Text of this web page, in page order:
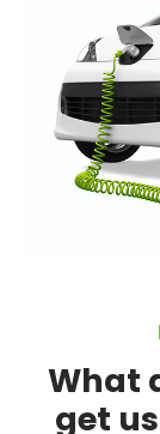
What
get